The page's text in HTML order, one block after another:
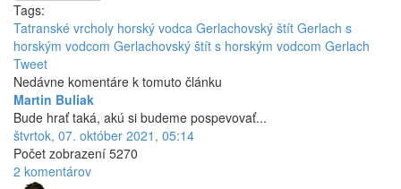
Tags:
Tatranské vrcholy horský vodca Gerlachovský štít Gerlach s
horským vodcom Gerlachovský štít s horským vodcom Gerlach
Tweet
Nedávne komentáre k tomuto článku
Martin Buliak
Bude hrať taká, akú si budeme pospevovať...
štvrtok, 07. október 2021, 05:14
Počet zobrazení 5270
2 komentárov